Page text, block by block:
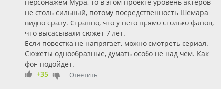
персонажем Мура, то в этом проекте уровень актеров
не столь сильный, потому посредственность Шемара
видно сразу. Странно, что у него прямо столько фанов,
что высасывали сюжет 7 лет.
Если повестка не напрягает, можно смотреть сериал.
Сюжеты однообразные, думать особо не над чем. Как
фон подойдет.
+35
Ответить